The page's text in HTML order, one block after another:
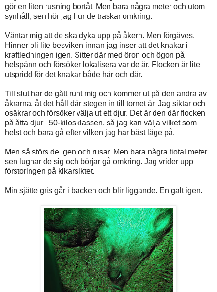
gör en liten rusning bortåt. Men bara några meter och utom
synhåll, sen hör jag hur de traskar omkring.
Väntar mig att de ska dyka upp på åkern. Men förgäves.
Hinner bli lite besviken innan jag inser att det knakar i
kraftledningen igen. Sitter där med öron och ögon på
helspänn och försöker lokalisera var de är. Flocken är lite
utspridd för det knakar både här och där.
Till slut har de gått runt mig och kommer ut på den andra av
åkrarna, åt det håll där stegen in till tornet är. Jag siktar och
osäkrar och försöker välja ut ett djur. Det är den där flocken
på åtta djur i 50-kilosklassen, så jag kan välja vilket som
helst och bara gå efter vilken jag har bäst läge på.
Men så störs de igen och rusar. Men bara några tiotal meter,
sen lugnar de sig och börjar gå omkring. Jag vrider upp
förstoringen på kikarsiktet.
Min sjätte gris går i backen och blir liggande. En galt igen.